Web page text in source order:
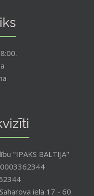
"IPAKS BALTIJA"
iela 17 - 60